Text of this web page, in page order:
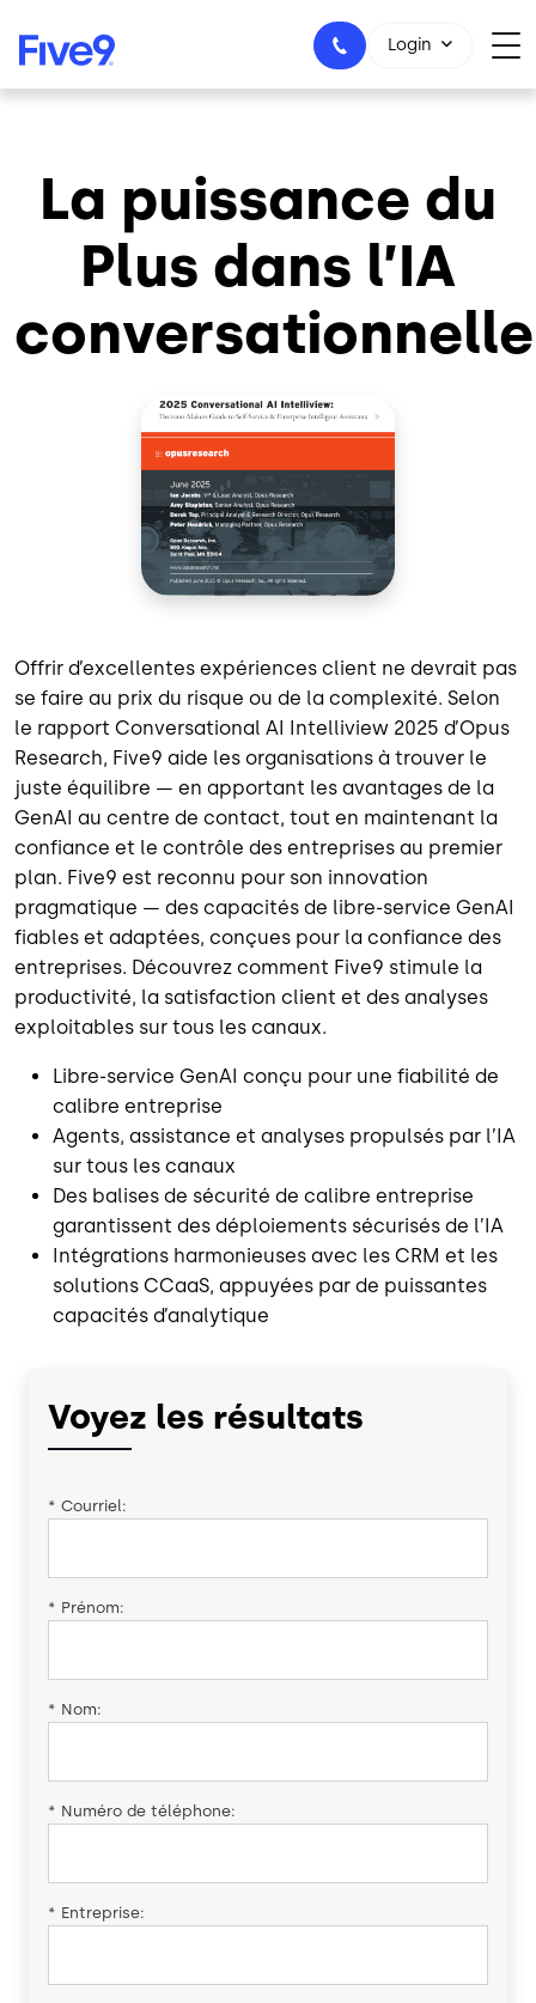
1-800-553-8159
Login
La puissance du
Plus dans l’IA
conversationnelle
Offrir d’excellentes expériences client ne devrait pas
se faire au prix du risque ou de la complexité. Selon
le rapport Conversational AI Intelliview 2025 d’Opus
Research, Five9 aide les organisations à trouver le
juste équilibre — en apportant les avantages de la
GenAI au centre de contact, tout en maintenant la
confiance et le contrôle des entreprises au premier
plan. Five9 est reconnu pour son innovation
pragmatique — des capacités de libre-service GenAI
fiables et adaptées, conçues pour la confiance des
entreprises. Découvrez comment Five9 stimule la
productivité, la satisfaction client et des analyses
exploitables sur tous les canaux.
Libre-service GenAI conçu pour une fiabilité de
calibre entreprise
Agents, assistance et analyses propulsés par l’IA
sur tous les canaux
Des balises de sécurité de calibre entreprise
garantissent des déploiements sécurisés de l’IA
Intégrations harmonieuses avec les CRM et les
solutions CCaaS, appuyées par de puissantes
capacités d’analytique
Voyez les résultats
* Courriel:
* Prénom:
* Nom:
* Numéro de téléphone:
* Entreprise: